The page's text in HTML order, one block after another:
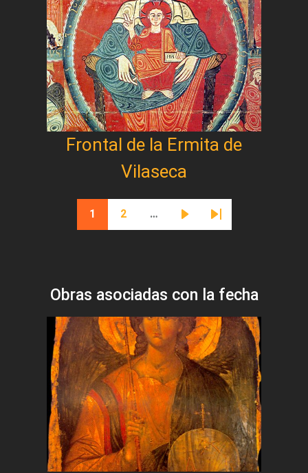
Frontal de la Ermita de
Vilaseca
Paginación
Página actual
1
Página
2 …
Siguiente página
Última página
Obras asociadas con la fecha